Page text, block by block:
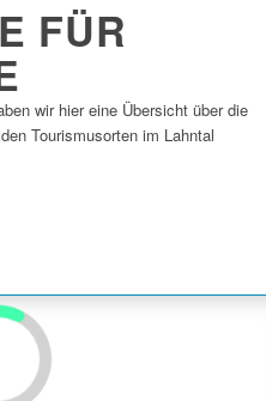
FÜR
wir hier eine Übersicht über die
Tourismusorten im Lahntal